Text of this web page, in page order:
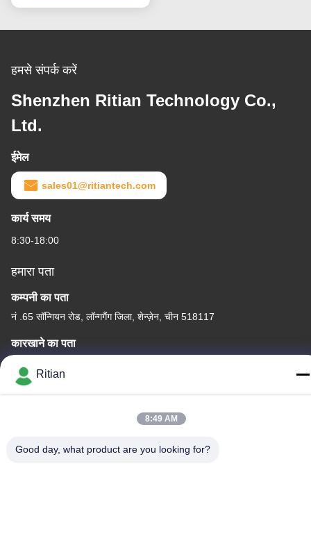
हमसे संपर्क करें
Shenzhen Ritian Technology Co.,
Ltd.
ईमेल
sales01@ritiantech.com
कार्य समय
8:30-18:00
हमारा पता
कम्पनी का पता
नं .65 सॉन्गियन रोड, लॉन्गगैंग जिला, शेन्ज़ेन, चीन 518117
कारखाने का पता
टेलीफोन
Ritian
8:49 AM
Good day, what product are you looking for?